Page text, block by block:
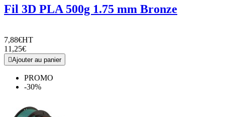
Fil 3D PLA 500g 1.75 mm Bronze
7,88€HT
11,25€
Ajouter au panier
PROMO
-30%